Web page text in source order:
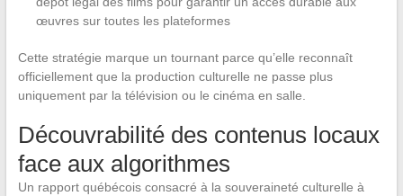
œuvres sur toutes les plateformes
Cette stratégie marque un tournant parce qu’elle reconnaît
officiellement que la production culturelle ne passe plus
uniquement par la télévision ou le cinéma en salle.
Découvrabilité des contenus locaux
face aux algorithmes
Un rapport québécois consacré à la souveraineté culturelle à